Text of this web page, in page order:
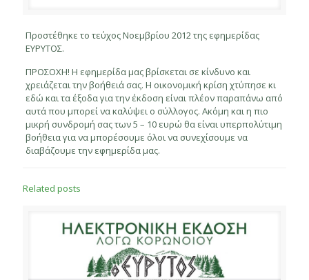
Προστέθηκε το τεύχος Νοεμβρίου 2012 της εφημερίδας
ΕΥΡΥΤΟΣ.
ΠΡΟΣΟΧΗ! Η εφημερίδα μας βρίσκεται σε κίνδυνο και
χρειάζεται την βοήθειά σας. Η οικονομική κρίση χτύπησε κι
εδώ και τα έξοδα για την έκδοση είναι πλέον παραπάνω από
αυτά που μπορεί να καλύψει ο σύλλογος. Ακόμη και η πιο
μικρή συνδρομή σας των 5 – 10 ευρώ θα είναι υπερπολύτιμη
βοήθεια για να μπορέσουμε όλοι να συνεχίσουμε να
διαβάζουμε την εφημερίδα μας.
Related posts